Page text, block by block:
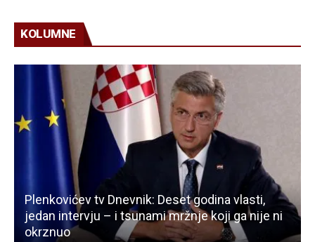
KOLUMNE
Plenkovićev tv Dnevnik: Deset godina vlasti,
jedan intervju – i tsunami mržnje koji ga nije ni
okrznuo